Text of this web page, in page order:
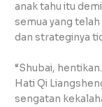
anak tahu itu
semua yang
dan strateginya
“Shubai,
Hati Qi
sengatan